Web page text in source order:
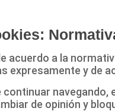
acuerdo a la
expresamente y de
continuar
de opinión y